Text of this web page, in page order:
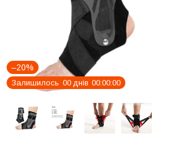
–20%
Залишилось 00 днів 00 00 00